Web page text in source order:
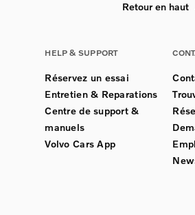
Retour en haut
HELP & SUPPORT
Réservez un essai
Entretien & Reparations
Centre de support &
manuels
Volvo Cars App